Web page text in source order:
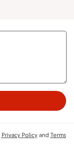
Privacy Policyand Terms